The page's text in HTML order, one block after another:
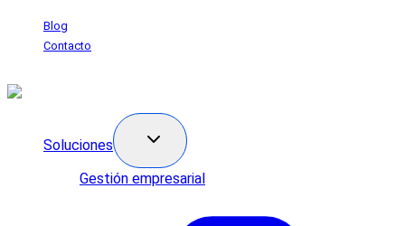
SaltarBlog
Contacto
Soluciones
Gestión empresarial